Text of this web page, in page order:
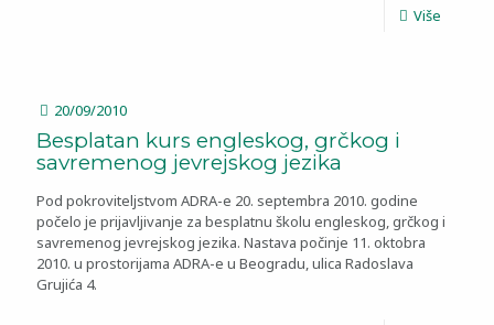
Više
20/09/2010
Besplatan kurs engleskog, grčkog i
savremenog jevrejskog jezika
Pod pokroviteljstvom ADRA-e 20. septembra 2010. godine
počelo je prijavljivanje za besplatnu školu engleskog, grčkog i
savremenog jevrejskog jezika. Nastava počinje 11. oktobra
2010. u prostorijama ADRA-e u Beogradu, ulica Radoslava
Grujića 4.